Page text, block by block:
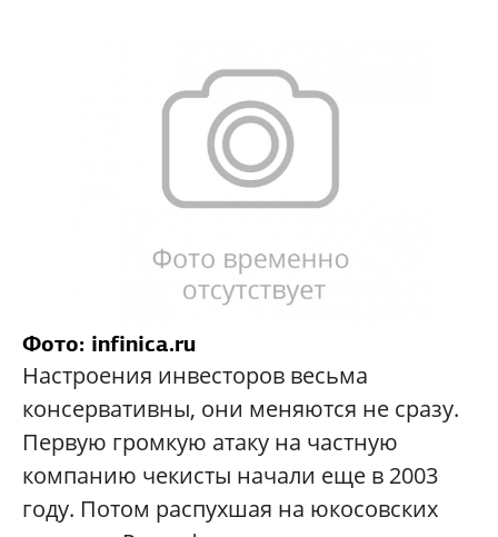
Фото: infinica.ru
Настроения инвесторов весьма
консервативны, они меняются не сразу.
Первую громкую атаку на частную
компанию чекисты начали еще в 2003
году. Потом распухшая на юкосовских